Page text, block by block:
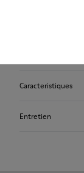
caractéristique
sphères,
Caracteristiques
Entretien